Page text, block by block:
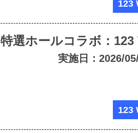
123
特選ホールコラボ：
実施日：2026/
123